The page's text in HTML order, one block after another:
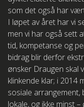
som det også har
I løpet av året har vi
men vi har også sett
tid, kompetanse og
bidrag blir derfor
ønsker Draugen skal
klinkende klar; i 2014
sosiale arrangement,
lokale, og ikke minst